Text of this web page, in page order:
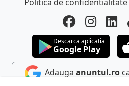
Politica de confidentialitate
Descarca aplicatia
Google Play
Adauga anuntul.ro